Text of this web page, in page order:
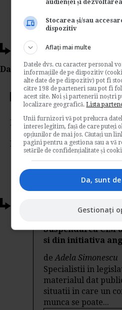
Ti-a placut acest
Da Like, Printeaza sau
Votati articolul
Rating:
Nota:5din1voturi
Suspendarea
si din initiativa
deAdela Simonescu
Specialistii in
materialul dat
situatii in care un
munca se poate...
audienței și
Stocarea și/sau
dispozitiv
Aflați mai multe
Datele dvs. cu caracter personal
informațiile de pe dispozitiv
alte date de pe dispozitiv) pot fi
către 198 de parteneri sau pot fi
acest site. Noi și partenerii noștri
localizare geografică.Lista
Unii furnizori vă pot prelucra
interes legitim, față de care puteți
opțiunilor de mai jos. Căutați un
pagini pentru a gestiona sau a vă
setările de confidențialitate și
Da, sunt
Gestionați